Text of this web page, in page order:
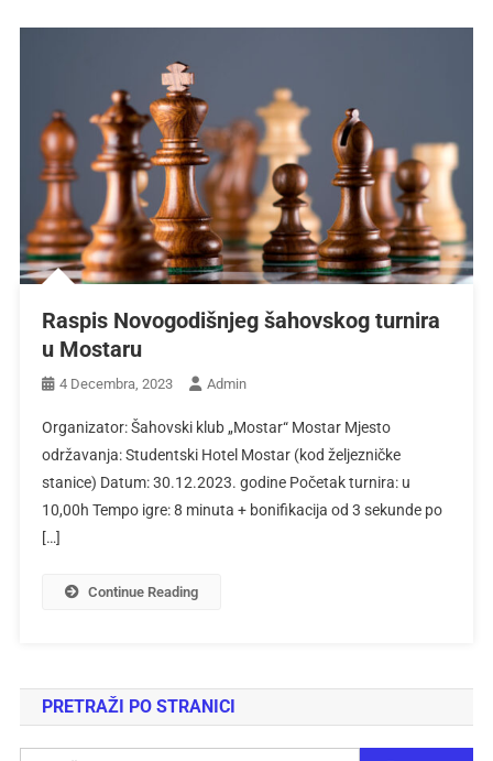
Raspis Novogodišnjeg šahovskog turnira
u Mostaru
4 Decembra, 2023 Admin
Organizator: Šahovski klub „Mostar“ Mostar Mjesto
održavanja: Studentski Hotel Mostar (kod željezničke
stanice) Datum: 30.12.2023. godine Početak turnira: u
10,00h Tempo igre: 8 minuta + bonifikacija od 3 sekunde po
[…]
Continue Reading
PRETRAŽI PO STRANICI